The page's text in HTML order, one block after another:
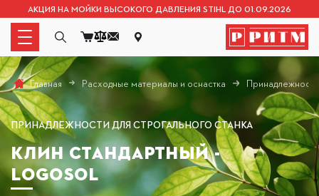
АКЦИЯ НА МОЙКИ ВЫСОКОГО ДАВЛЕНИЯ STIHL ДО 01.09.2026
Главная Расходные материалы и оснастка
ПРИНАДЛЕЖНОСТИ ДЛЯ СТРОГАЛЬНОГО СТАНКА
КЛИН СТАНДАРТНЫЙ -
LOGOSOL